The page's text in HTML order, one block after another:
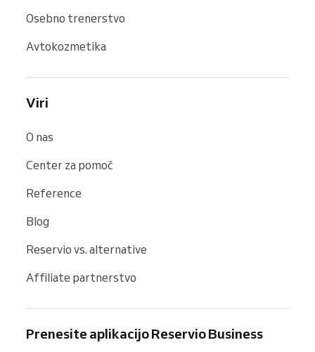
Osebno trenerstvo
Avtokozmetika
Viri
O nas
Center za pomoč
Reference
Blog
Reservio vs. alternative
Affiliate partnerstvo
Prenesite aplikacijo Reservio Business